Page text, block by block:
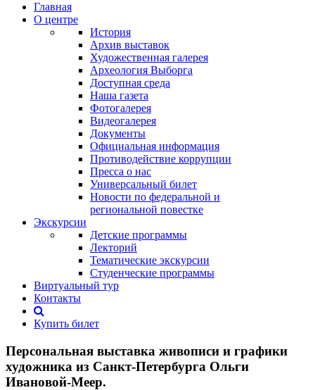
Главная
О центре
История
Архив выставок
Художественная галерея
Археология Выборга
Доступная среда
Наша газета
Фотогалерея
Видеогалерея
Документы
Официальная информация
Противодействие коррупции
Пресса о нас
Универсальный билет
Новости по федеральной и
региональной повестке
Экскурсии
Детские программы
Лекторий
Тематические экскурсии
Студенческие программы
Виртуальный тур
Контакты
Купить билет
Персональная выставка живописи и графики
художника из Санкт-Петербурга Ольги
Ивановой-Меер.